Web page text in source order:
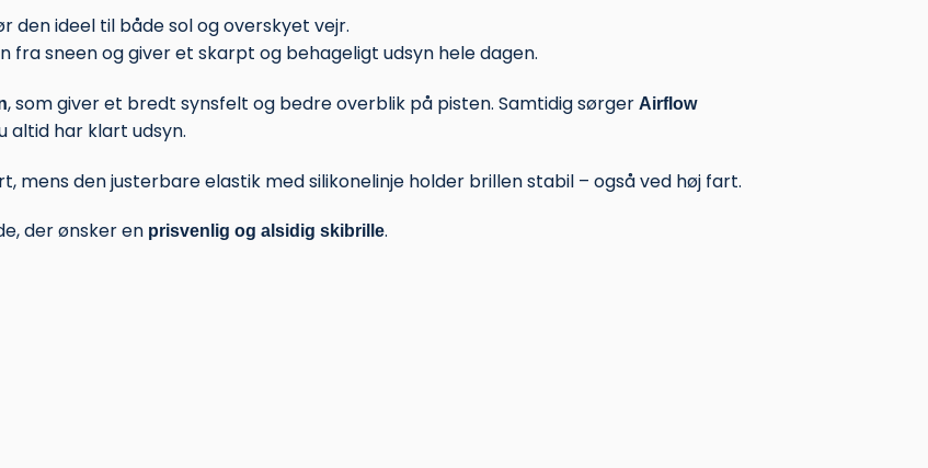
den ideel til både sol og overskyet vejr.
fra sneen og giver et skarpt og behageligt udsyn hele dagen.
, som giver et bredt synsfelt og bedre overblik på pisten. Samtidig sørger Airflow
altid har klart udsyn.
mens den justerbare elastik med silikonelinje holder brillen stabil – også ved høj fart.
der ønsker en prisvenlig og alsidig skibrille.